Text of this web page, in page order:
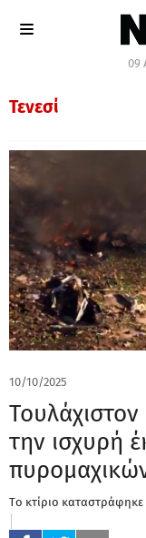
09
Τενεσί
10/10/2025
την ισχυρή
Tο κτίριο